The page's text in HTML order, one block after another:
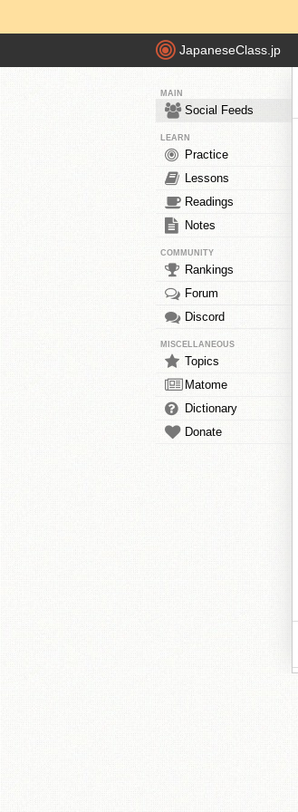
JapaneseClass.jp
MAIN
Social Feeds
LEARN
Practice
Lessons
Readings
Notes
COMMUNITY
Rankings
Forum
Discord
MISCELLANEOUS
Topics
Matome
Dictionary
Donate